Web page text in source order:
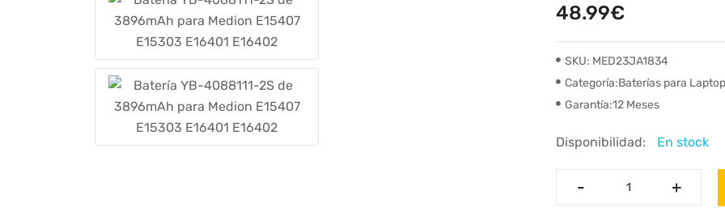
48.99€
SKU: MED23JA1834
Categoría:Baterías para
Garantía:12 Meses
Disponibilidad: En stock
- +
- +